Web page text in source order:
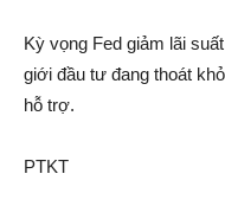
Kỳ vọng Fed giảm lãi
giới đầu tư đang thoát
hỗ trợ.
PTKT